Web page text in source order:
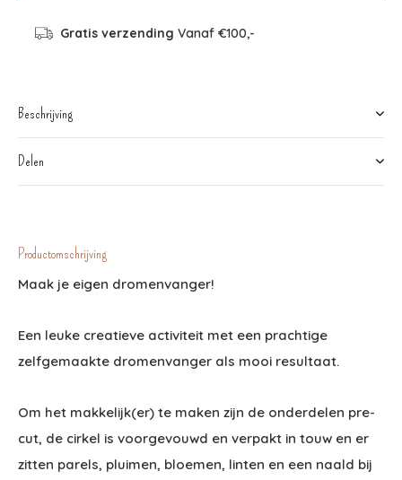
Gratis verzending Vanaf €100,-
Beschrijving
Delen
Productomschrijving
Maak je eigen dromenvanger!
Een leuke creatieve activiteit met een prachtige
zelfgemaakte dromenvanger als mooi resultaat.
Om het makkelijk(er) te maken zijn de onderdelen pre-
cut, de cirkel is voorgevouwd en verpakt in touw en er
zitten parels, pluimen, bloemen, linten en een naald bij